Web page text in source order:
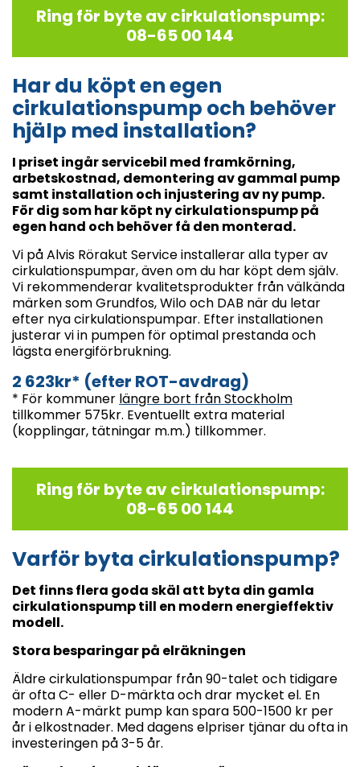
Ring för byte av cirkulationspump:
08-65 00 144
Har du köpt en egen
cirkulationspump och behöver
hjälp med installation?
I priset ingår servicebil med framkörning,
arbetskostnad, demontering av gammal pump
samt installation och injustering av ny pump.
För dig som har köpt ny cirkulationspump på
egen hand och behöver få den monterad.
Vi på Alvis Rörakut Service installerar alla typer av
cirkulationspumpar, även om du har köpt dem själv.
Vi rekommenderar kvalitetsprodukter från välkända
märken som Grundfos, Wilo och DAB när du letar
efter nya cirkulationspumpar. Efter installationen
justerar vi in pumpen för optimal prestanda och
lägsta energiförbrukning.
2 623kr* (efter ROT-avdrag)
* För kommuner längre bort från Stockholm
tillkommer 575kr. Eventuellt extra material
(kopplingar, tätningar m.m.) tillkommer.
Ring för byte av cirkulationspump:
08-65 00 144
Varför byta cirkulationspump?
Det finns flera goda skäl att byta din gamla
cirkulationspump till en modern energieffektiv
modell.
Stora besparingar på elräkningen
Äldre cirkulationspumpar från 90-talet och tidigare
är ofta C- eller D-märkta och drar mycket el. En
modern A-märkt pump kan spara 500-1500 kr per
år i elkostnader. Med dagens elpriser tjänar du ofta in
investeringen på 3-5 år.